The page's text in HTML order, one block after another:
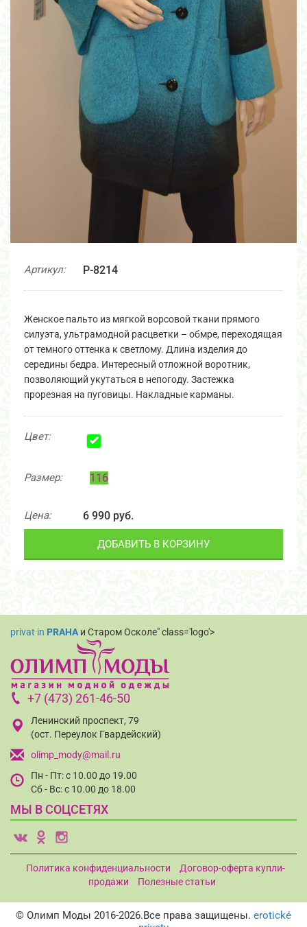
Артикул: Р-8214
Женское пальто из мягкой ворсовой ткани прямого
силуэта, ультрамодной расцветки – обмре, переходящая
от темного оттенка к светлому. Длина изделия до
середины бедра. Интересный отложной воротник,
позволяющий укутаться в непогоду. Застежка
прорезная на пуговицы. Накладные карманы.
Цвет:
Размер: 116
Цена: 6 990 руб.
ДОБАВИТЬ В КОРЗИНУ
privat in PRAHA и Старом Осколе" class='logo'>
+7 (473) 261-46-50
Ленинский проспект, 79
(ост. Переулок Гвардейский)
olimp_mody@mail.ru
Пн - Пт: с 10.00 до 19.00
Сб - Вс: с 10.00 до 18.00
МЫ В СОЦСЕТЯХ
v o i
Политика конфиденциальности
Договор-оферта купли-
продажи
Полезные статьи
© Олимп Моды 2016-2026.Все права защищены. erotické